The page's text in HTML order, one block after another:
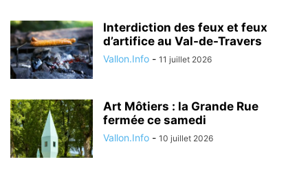
Interdiction des feux et feux
d’artifice au Val-de-Travers
Vallon.Info - 11 juillet 2026
Art Môtiers : la Grande Rue
fermée ce samedi
Vallon.Info - 10 juillet 2026